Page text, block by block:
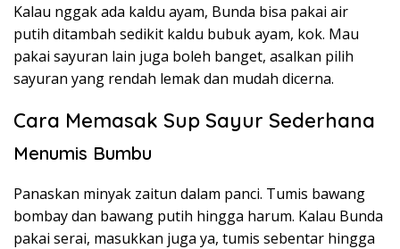
Kalau nggak ada kaldu ayam, Bunda bisa pakai air
putih ditambah sedikit kaldu bubuk ayam, kok. Mau
pakai sayuran lain juga boleh banget, asalkan pilih
sayuran yang rendah lemak dan mudah dicerna.
Cara Memasak Sup Sayur Sederhana
Menumis Bumbu
Panaskan minyak zaitun dalam panci. Tumis bawang
bombay dan bawang putih hingga harum. Kalau Bunda
pakai serai, masukkan juga ya, tumis sebentar hingga